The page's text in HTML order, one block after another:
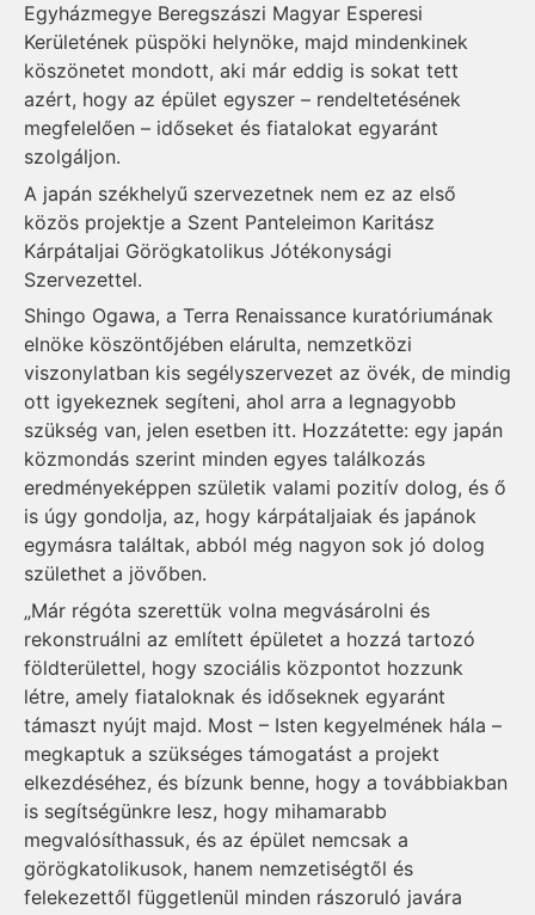
Egyházmegye Beregszászi Magyar Esperesi
Kerületének püspöki helynöke, majd mindenkinek
köszönetet mondott, aki már eddig is sokat tett
azért, hogy az épület egyszer – rendeltetésének
megfelelően – időseket és fiatalokat egyaránt
szolgáljon.
A japán székhelyű szervezetnek nem ez az első
közös projektje a Szent Panteleimon Karitász
Kárpátaljai Görögkatolikus Jótékonysági
Szervezettel.
Shingo Ogawa, a Terra Renaissance kuratóriumának
elnöke köszöntőjében elárulta, nemzetközi
viszonylatban kis segélyszervezet az övék, de mindig
ott igyekeznek segíteni, ahol arra a legnagyobb
szükség van, jelen esetben itt. Hozzátette: egy japán
közmondás szerint minden egyes találkozás
eredményeképpen születik valami pozitív dolog, és ő
is úgy gondolja, az, hogy kárpátaljaiak és japánok
egymásra találtak, abból még nagyon sok jó dolog
születhet a jövőben.
„Már régóta szerettük volna megvásárolni és
rekonstruálni az említett épületet a hozzá tartozó
földterülettel, hogy szociális központot hozzunk
létre, amely fiataloknak és időseknek egyaránt
támaszt nyújt majd. Most – Isten kegyelmének hála –
megkaptuk a szükséges támogatást a projekt
elkezdéséhez, és bízunk benne, hogy a továbbiakban
is segítségünkre lesz, hogy mihamarabb
megvalósíthassuk, és az épület nemcsak a
görögkatolikusok, hanem nemzetiségtől és
felekezettől függetlenül minden rászoruló javára